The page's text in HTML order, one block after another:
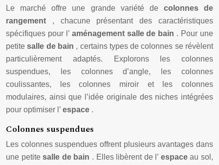
Le marché offre une grande variété de colonnes de
rangement , chacune présentant des caractéristiques
spécifiques pour l’ aménagement salle de bain . Pour une
petitesalle de bain , certains types de colonnes se révèlent
particulièrement adaptés. Explorons les colonnes
suspendues, les colonnes d’angle, les colonnes
coulissantes, les colonnes miroir et les colonnes
modulaires, ainsi que l’idée originale des niches intégrées
pour optimiser l’ espace .
Colonnes suspendues
Les colonnes suspendues offrent plusieurs avantages dans
une petitesalle de bain . Elles libèrent de l’ espaceau sol,